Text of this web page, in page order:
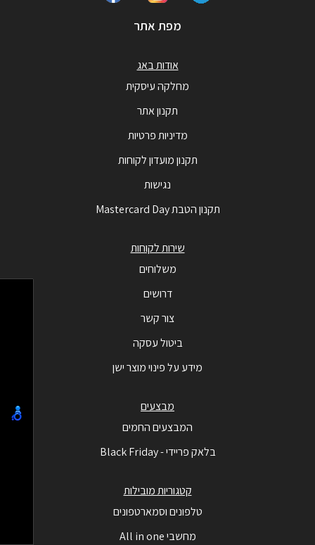
מפת אתר
אודות באג
מחלקה עיסקית
תקנון אתר
מדיניות פרטיות
תקנון מועדון לקוחות
נגישות
תקנון הטבת Mastercard Day
שירות לקוחות
משלוחים
דרושים
צור קשר
ביטול עסקה
מידע על פינוי מוצר ישן
מבצעים
המבצעים החמים
בלאק פריידי - Black Friday
קטגוריות מובילות
טלפונים וסמארטפונים
מחשבי All in one